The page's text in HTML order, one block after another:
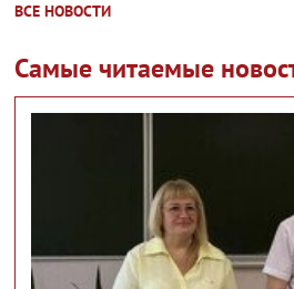
ВСЕ НОВОСТИ
Самые читаемые